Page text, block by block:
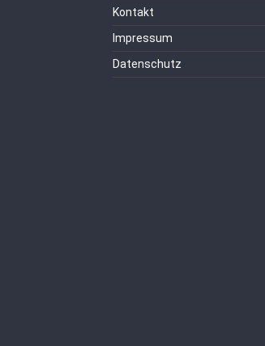
Kontakt
Impressum
Datenschutz